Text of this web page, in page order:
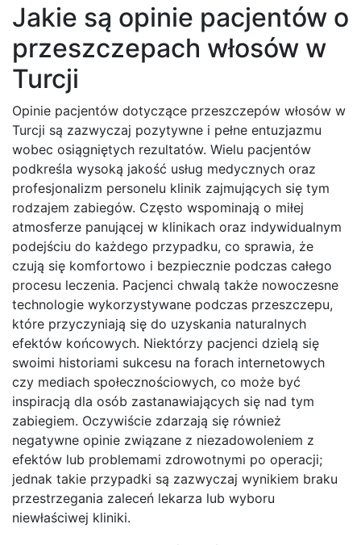
Jakie są opinie pacjentów o
przeszczepach włosów w
Turcji
Opinie pacjentów dotyczące przeszczepów włosów w
Turcji są zazwyczaj pozytywne i pełne entuzjazmu
wobec osiągniętych rezultatów. Wielu pacjentów
podkreśla wysoką jakość usług medycznych oraz
profesjonalizm personelu klinik zajmujących się tym
rodzajem zabiegów. Często wspominają o miłej
atmosferze panującej w klinikach oraz indywidualnym
podejściu do każdego przypadku, co sprawia, że
czują się komfortowo i bezpiecznie podczas całego
procesu leczenia. Pacjenci chwalą także nowoczesne
technologie wykorzystywane podczas przeszczepu,
które przyczyniają się do uzyskania naturalnych
efektów końcowych. Niektórzy pacjenci dzielą się
swoimi historiami sukcesu na forach internetowych
czy mediach społecznościowych, co może być
inspiracją dla osób zastanawiających się nad tym
zabiegiem. Oczywiście zdarzają się również
negatywne opinie związane z niezadowoleniem z
efektów lub problemami zdrowotnymi po operacji;
jednak takie przypadki są zazwyczaj wynikiem braku
przestrzegania zaleceń lekarza lub wyboru
niewłaściwej kliniki.